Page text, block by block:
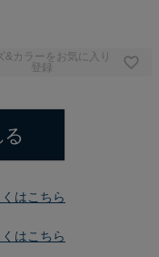
&カラーをお気に入り
登録
はこちら
はこちら